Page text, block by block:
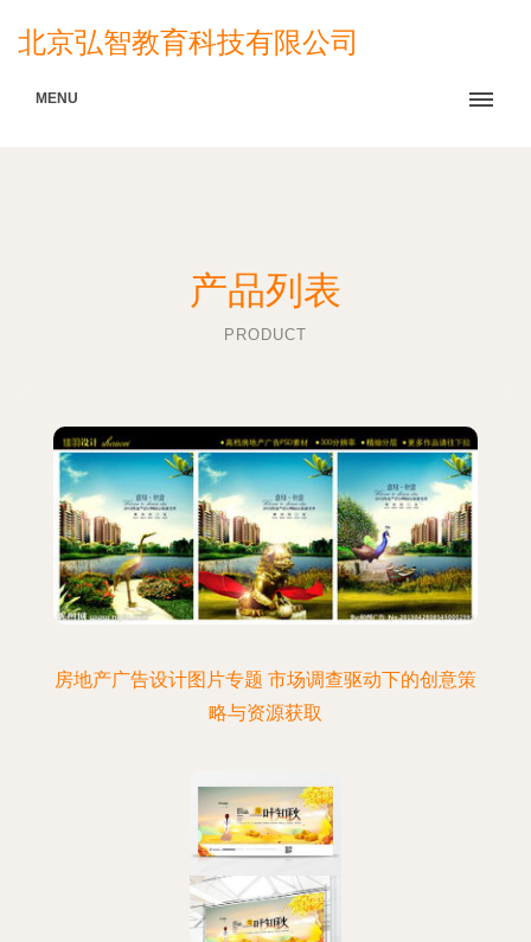
北京弘智教育科技有限公司
MENU
产品列表
PRODUCT
房地产广告设计图片专题 市场调查驱动下的创意策
略与资源获取